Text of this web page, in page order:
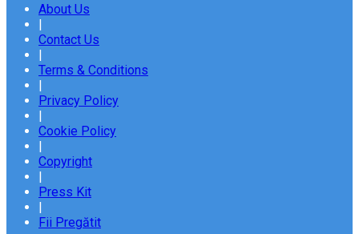
About Us
|
Contact Us
|
Terms & Conditions
|
Privacy Policy
|
Cookie Policy
|
Copyright
|
Press Kit
|
Fii Pregătit